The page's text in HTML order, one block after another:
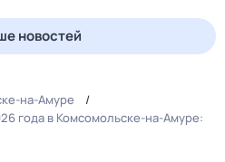
новостей
на-Амуре
года в Комсомольске-на-Амуре: